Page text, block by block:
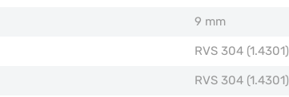
9 mm
RVS 304 (1.4301)
RVS 304 (1.4301)